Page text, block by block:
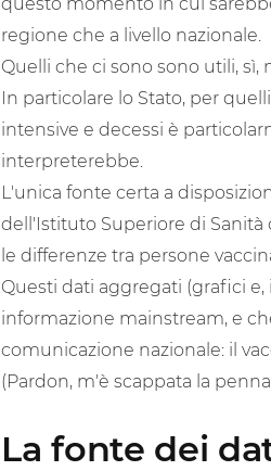
regione che a livello nazionale.
Quelli che ci sono sono utili,
In particolare lo Stato, per
intensive e decessi è
interpreterebbe.
L'unica fonte certa a
dell'Istituto Superiore di
le differenze tra persone
Questi dati aggregati (grafici
informazione mainstream, e
comunicazione nazionale: il
(Pardon, m'è scappata la
La fonte dei